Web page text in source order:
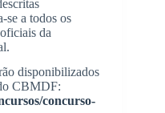
se a todos os
da
disponibilizados
CBMDF:
concurso-